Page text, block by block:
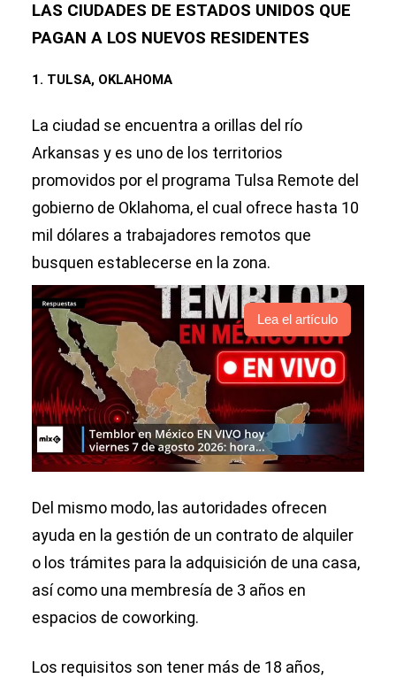
LAS CIUDADES DE ESTADOS UNIDOS QUE
PAGAN A LOS NUEVOS RESIDENTES
1. TULSA, OKLAHOMA
La ciudad se encuentra a orillas del río
Arkansas y es uno de los territorios
promovidos por el programa Tulsa Remote del
gobierno de Oklahoma, el cual ofrece hasta 10
mil dólares a trabajadores remotos que
busquen establecerse en la zona.
Lea el artículo
Del mismo modo, las autoridades ofrecen
ayuda en la gestión de un contrato de alquiler
o los trámites para la adquisición de una casa,
así como una membresía de 3 años en
espacios de coworking.
Los requisitos son tener más de 18 años,